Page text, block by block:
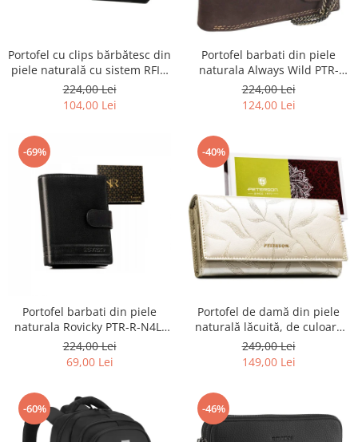
Portofel cu clips bărbătesc din
piele naturală cu sistem RFID
- Rovicky PTR-N1908-RVT-9799
BLACK
224,00 Lei
104,00 Lei
Portofel barbati din piele
naturala Always Wild PTR-
2900-BIC
224,00 Lei
124,00 Lei
-69%
Portofel barbati din piele
naturala Rovicky PTR-R-N4L-
GAT-8922 B+B
224,00 Lei
69,00 Lei
-40%
Portofel de damă din piele
naturală lăcuită, de culoare
bej, cu închidere cu capsă -
Peterson
249,00 Lei
149,00 Lei
-60% -46%